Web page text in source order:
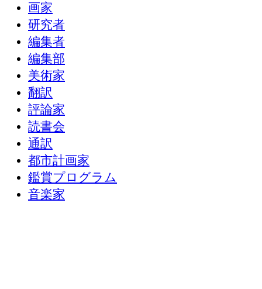
画家
研究者
編集者
編集部
美術家
翻訳
評論家
読書会
通訳
都市計画家
鑑賞プログラム
音楽家